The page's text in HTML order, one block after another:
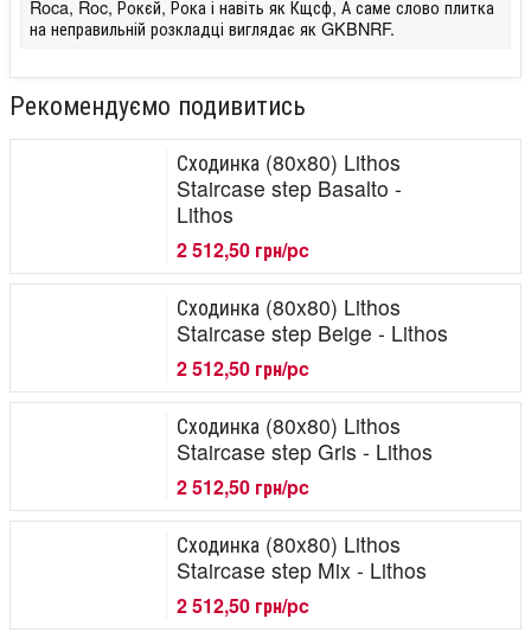
Roca, Roc, Рокєй, Рока і навіть як Кщсф, А саме слово плитка
на неправильній розкладці виглядає як GKBNRF.
Рекомендуємо подивитись
Сходинка (80x80) Lithos
Staircase step Basalto -
Lithos
2 512,50 грн/pc
Сходинка (80x80) Lithos
Staircase step Beige - Lithos
2 512,50 грн/pc
Сходинка (80x80) Lithos
Staircase step Gris - Lithos
2 512,50 грн/pc
Сходинка (80x80) Lithos
Staircase step Mix - Lithos
2 512,50 грн/pc